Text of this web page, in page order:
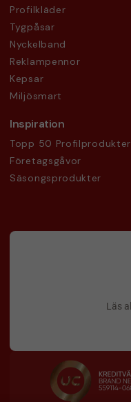
Profilkläder
Tygpåsar
Nyckelband
Reklampennor
Kepsar
Miljösmart
Inspiration
Topp 50 Profilprodukter
Företagsgåvor
Säsongsprodukter